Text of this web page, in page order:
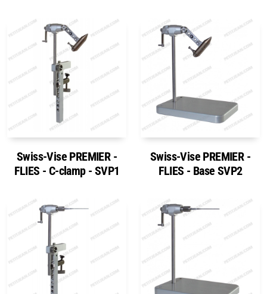
Swiss-Vise PREMIER -
FLIES - C-clamp - SVP1
Swiss-Vise PREMIER -
FLIES - Base SVP2
Emerger
Outils de montage
Matériaux de montage
MAGIC Head-Weight